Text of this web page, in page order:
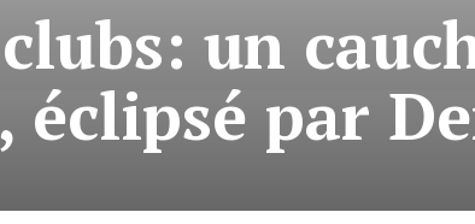
un
éclipsé par